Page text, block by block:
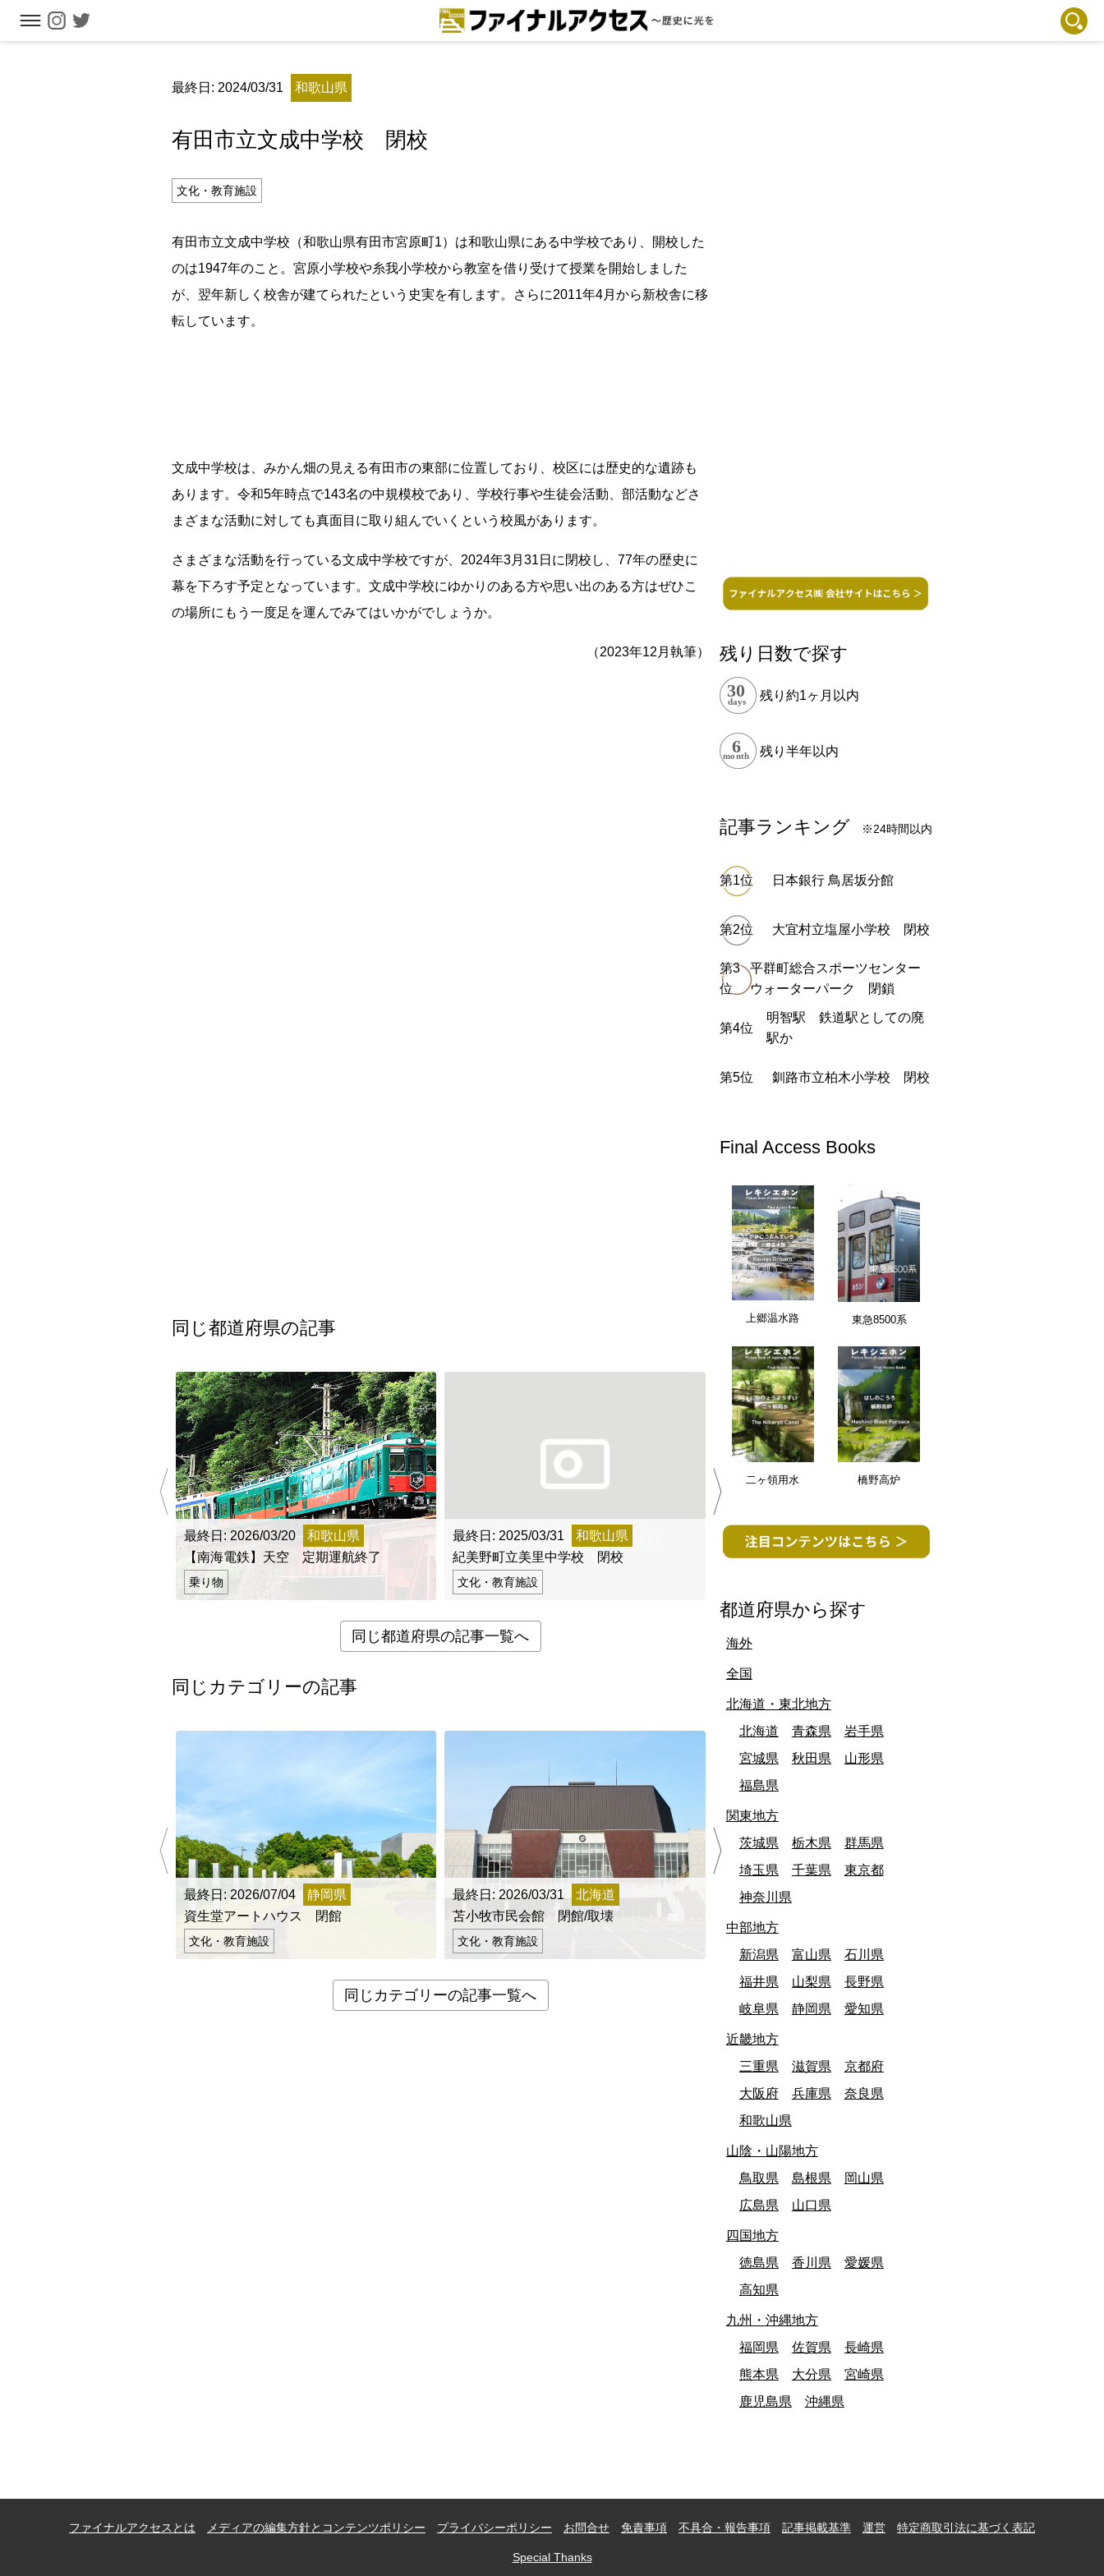
プライバシーポリシー
お問合せ
Special Thanks
フリーワードで探す
残り日数で探す
残り約1ヶ月以内 残り半年以内
都道府県から探す
海外
全国
北海道・東北地方
北海道
青森県 宮城県 秋田県 山形県 福島県
関東地方
埼玉県 千葉県
中部地方
新潟県
富山県 石川県 福井県 山梨県 愛知県
近畿地方
山口県
愛媛県 高知県
九州・沖縄地方
福岡県
佐賀県 長崎県 熊本県 大分県 宮崎県 鹿児島県 沖縄県
最終日: 2024/03/31 和歌山県
有田市立文成中学校 閉校
文化・教育施設
有田市立文成中学校（和歌山県有田市宮原町1）は和歌山県にある中学校であり、開校した
のは1947年のこと。宮原小学校や糸我小学校から教室を借り受けて授業を開始しました
が、翌年新しく校舎が建てられたという史実を有します。さらに2011年4月から新校舎に移
転しています。
文成中学校は、みかん畑の見える有田市の東部に位置しており、校区には歴史的な遺跡も
あります。令和5年時点で143名の中規模校であり、学校行事や生徒会活動、部活動などさ
まざまな活動に対しても真面目に取り組んでいくという校風があります。
さまざまな活動を行っている文成中学校ですが、2024年3月31日に閉校し、77年の歴史に
幕を下ろす予定となっています。文成中学校にゆかりのある方や思い出のある方はぜひこ
の場所にもう一度足を運んでみてはいかがでしょうか。
（2023年12月執筆）
同じ都道府県の記事
最終日: 2026/03/20
和歌山県
【南海電鉄】天空 定期運航終了
乗り物
最終日: 2025/03/31
和歌山県
紀美野町立美里中学校 閉校
文化・教育施設
最終日: 2025/03/31
和歌山県
紀美野町立野上中学校 閉校
同じ都道府県の記事一覧へ
同じカテゴリーの記事
最終日: 2026/07/04
静岡県
資生堂アートハウス 閉館
文化・教育施設
最終日: 2026/03/31
北海道
苫小牧市民会館 閉館/取壊
文化・教育施設
最終日: 2026/03/31
同じカテゴリーの記事一覧へ
残り日数で探す
残り約1ヶ月以内
残り半年以内
記事ランキング ※24時間以内
日本銀行 鳥居坂分館
大宜村立塩屋小学校 閉校
平群町総合スポーツセンター
ウォーターパーク 閉鎖
明智駅 鉄道駅としての廃
駅か
釧路市立柏木小学校 閉校
Final Access Books
上郷温水路 東急8500系
二ヶ領用水 橋野高炉
都道府県から探す
海外
全国
北海道・東北地方
北海道
青森県
岩手県
宮城県
秋田県
山形県
福島県
関東地方
茨城県
栃木県
群馬県
埼玉県
千葉県
東京都
神奈川県
中部地方
新潟県
富山県
石川県
福井県
山梨県
長野県
岐阜県
静岡県 愛知県
近畿地方
三重県
滋賀県
京都府
大阪府
兵庫県
奈良県
和歌山県
山陰・山陽地方
鳥取県
島根県
岡山県
広島県
山口県
四国地方
徳島県
香川県
愛媛県
高知県
九州・沖縄地方
福岡県
佐賀県
長崎県
熊本県
大分県
宮崎県
鹿児島県
沖縄県
ファイナルアクセスとは メディアの編集方針とコンテンツポリシー プライバシーポリシー お問合せ 免責事項 不具合・報告事項 記事掲載基準 運営 特定商取引法に基づく表記
Special Thanks